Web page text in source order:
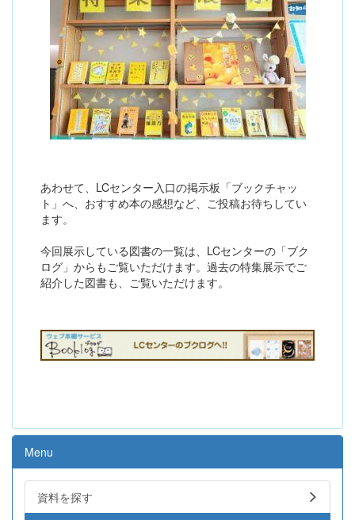
あわせて、LCセンター入口の掲示板「ブックチャッ
ト」へ、おすすめ本の感想など、ご投稿お待ちしてい
ます。
今回展示している図書の一覧は、LCセンターの「ブク
ログ」からもご覧いただけます。過去の特集展示でご
紹介した図書も、ご覧いただけます。
Menu
資料を探す